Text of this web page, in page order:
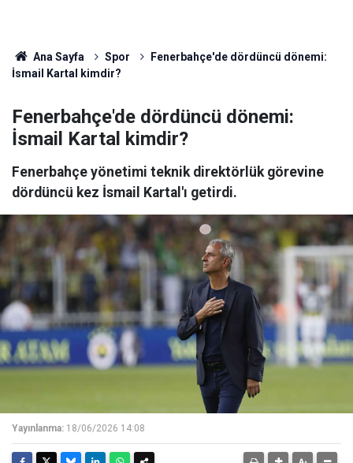
Ana Sayfa Spor
Fenerbahçe'de dördüncü dönemi:
İsmail Kartal kimdir?
Fenerbahçe'de dördüncü dönemi:
İsmail Kartal kimdir?
Fenerbahçe yönetimi teknik direktörlük görevine
dördüncü kez İsmail Kartal'ı getirdi.
Yayınlanma: 18/06/2026 14:08